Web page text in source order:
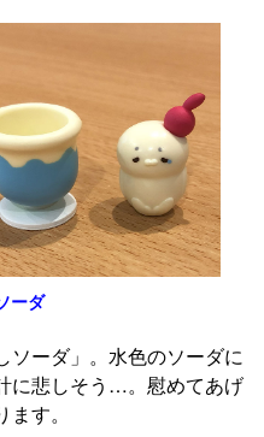
ーダ
ソーダ」。水色のソーダに
に悲しそう…。慰めてあげ
す。